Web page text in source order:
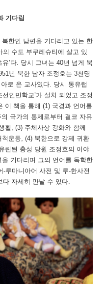
기다림
한인 남편을 기다리고 있는 한
수도 부쿠레슈티에 살고 있
’다. 당시 그녀는 40년 넘게 북
년 북한 남자 조정호는 3천명
로 온 교사였다. 당시 동유럽
인민학교’가 설치 되었고 조정
이 책을 통해 (1) 국경과 언어를
국가의 통제로부터 결코 자유
활, (3) 주체사상 강화와 함께
운동, (4) 북한으로 강제 귀환
린된 충성 당원 조정호의 이야
기다리며 그의 언어를 독학한
루마니아어 사전 및 루-한사전
자세히 만날 수 있다.